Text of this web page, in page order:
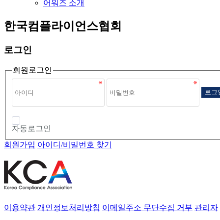
어워즈 소개
한국컴플라이언스협회
로그인
회원로그인
로그
자동로그인
회원가입 아이디/비밀번호 찾기
이용약관 개인정보처리방침 이메일주소 무단수집 거부 관리자